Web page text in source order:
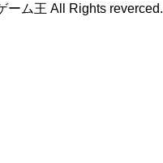
ーム王 All Rights reverced.